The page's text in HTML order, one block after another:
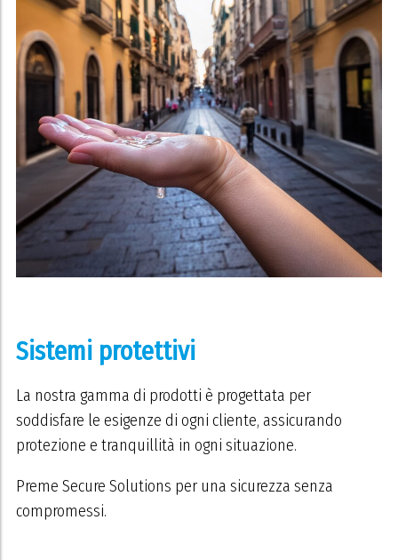
Sistemi protettivi
La nostra gamma di prodotti è progettata per
soddisfare le esigenze di ogni cliente, assicurando
protezione e tranquillità in ogni situazione.
Preme Secure Solutions per una sicurezza senza
compromessi.